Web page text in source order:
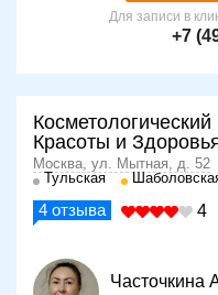
Для записи в
+7
Красоты и
Москва, ул. Мытная, д. 52
Тульская
4 отзыва 4
Часточкина